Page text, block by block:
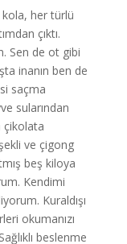
kola, her türlü
çıktı.
Sen de ot gibi
inanın ben de
saçma
sularından
çikolata
ve çigong
beş kiloya
Kendimi
Kuraldışı
okumanızı
beslenme